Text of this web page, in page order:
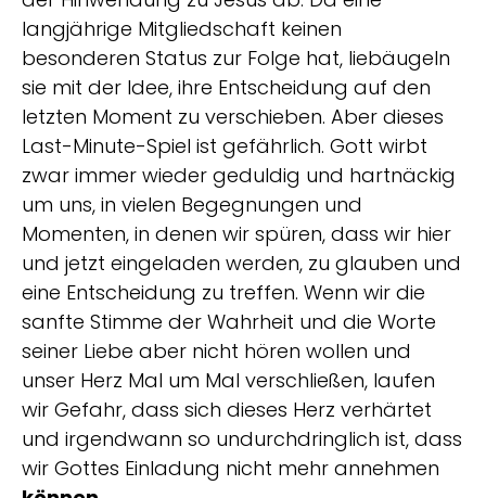
langjährige Mitgliedschaft keinen
besonderen Status zur Folge hat, liebäugeln
sie mit der Idee, ihre Entscheidung auf den
letzten Moment zu verschieben. Aber dieses
Last-Minute-Spiel ist gefährlich. Gott wirbt
zwar immer wieder geduldig und hartnäckig
um uns, in vielen Begegnungen und
Momenten, in denen wir spüren, dass wir hier
und jetzt eingeladen werden, zu glauben und
eine Entscheidung zu treffen. Wenn wir die
sanfte Stimme der Wahrheit und die Worte
seiner Liebe aber nicht hören wollen und
unser Herz Mal um Mal verschließen, laufen
wir Gefahr, dass sich dieses Herz verhärtet
und irgendwann so undurchdringlich ist, dass
wir Gottes Einladung nicht mehr annehmen